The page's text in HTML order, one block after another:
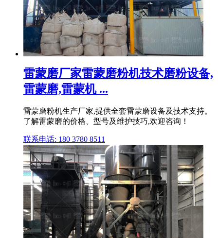
雷蒙磨厂家雷蒙磨粉机技术磨粉设备,
雷蒙磨,雷蒙机 ...
雷蒙磨粉机生产厂家,提供全套雷蒙磨设备及技术支持。
了解雷蒙磨的价格、型号及维护技巧,欢迎咨询！
联系电话: 180 3780 8511